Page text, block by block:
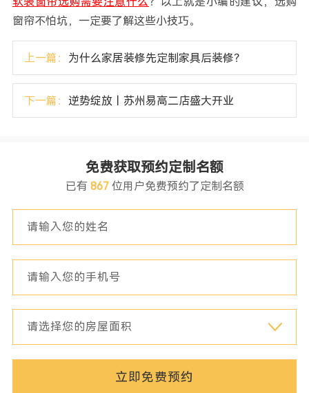
窗帘不怕坑，一定要了解这些小技巧。
上一篇： 为什么家居装修先定制家具后装修？
下一篇：逆势绽放丨苏州易高二店盛大开业
免费获取预约定制名额
已有 867位用户免费预约了定制名额
立即免费预约